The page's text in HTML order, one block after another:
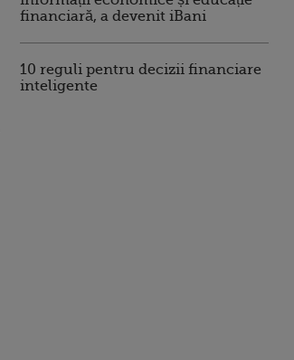
financiară, a devenit iBani
10 reguli pentru decizii financiare
inteligente